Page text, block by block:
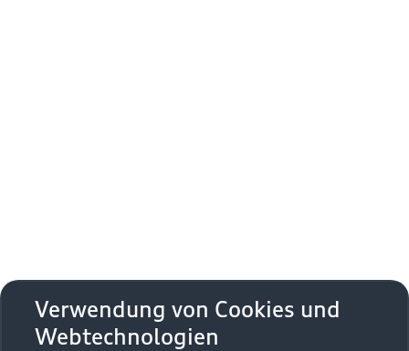
Zurück nach oben
Modelle
Verwendung von Cookies und
Webtechnologien